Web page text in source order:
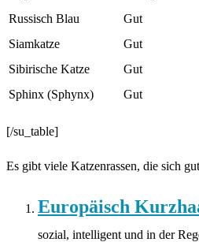
Russisch Blau
Gut
Siamkatze
Gut
Sibirische Katze
Gut
Sphinx (Sphynx)
Gut
[/su_table]
Es gibt viele Katzenrassen, die sich
Europäisch
sozial, intelligent und in der